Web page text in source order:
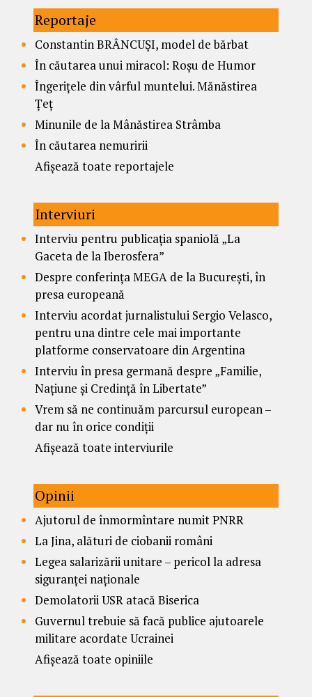
Reportaje
Constantin BRÂNCUȘI, model de bărbat
În căutarea unui miracol: Roșu de Humor
Îngerițele din vârful muntelui. Mănăstirea
Țeț
Minunile de la Mânăstirea Strâmba
În căutarea nemuririi
Afișează toate reportajele
Interviuri
Interviu pentru publicația spaniolă „La
Gaceta de la Iberosfera”
Despre conferința MEGA de la București, în
presa europeană
Interviu acordat jurnalistului Sergio Velasco,
pentru una dintre cele mai importante
platforme conservatoare din Argentina
Interviu în presa germană despre „Familie,
Națiune și Credință în Libertate”
Vrem să ne continuăm parcursul european –
dar nu în orice condiții
Afișează toate interviurile
Opinii
Ajutorul de înmormîntare numit PNRR
La Jina, alături de ciobanii români
Legea salarizării unitare – pericol la adresa
siguranței naționale
Demolatorii USR atacă Biserica
Guvernul trebuie să facă publice ajutoarele
militare acordate Ucrainei
Afișează toate opiniile